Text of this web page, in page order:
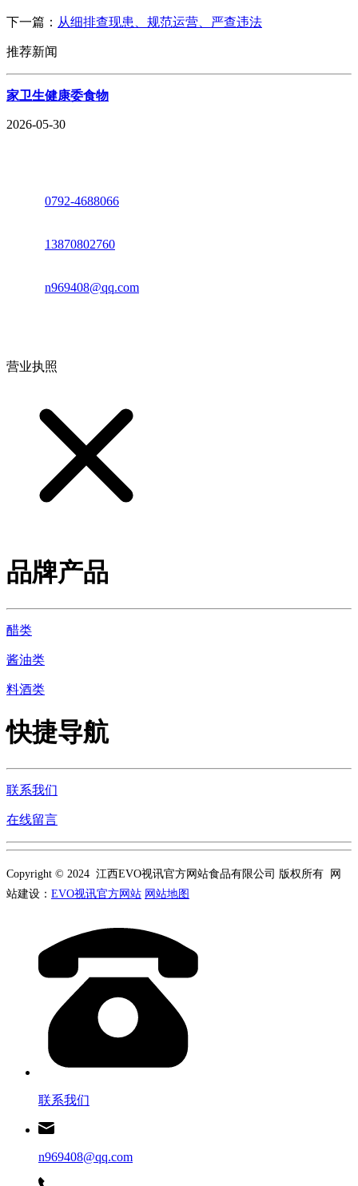
下一篇： 从细排查现患、规范运营、严查违法
推荐新闻
家卫生健康委食物
2026-05-30
0792-4688066
13870802760
n969408@qq.com
营业执照
品牌产品
醋类
酱油类
料酒类
快捷导航
联系我们
在线留言
Copyright © 2024 江西EVO视讯官方网站食品有限公司 版权所有 网
站建设： EVO视讯官方网站 网站地图
联系我们
n969408@qq.com